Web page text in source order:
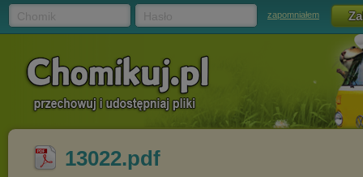
zapomniałem
13022.pdf